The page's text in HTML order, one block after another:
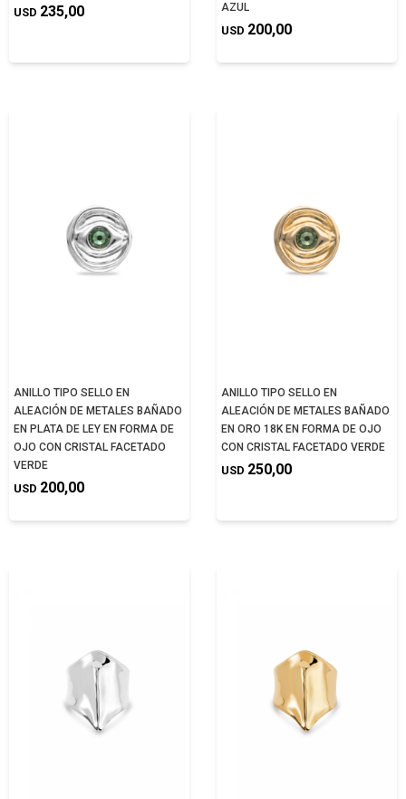
USD 235,00
AZUL
USD 200,00
ANILLO TIPO SELLO EN
ALEACIÓN DE METALES BAÑADO
EN PLATA DE LEY EN FORMA DE
OJO CON CRISTAL FACETADO
VERDE
USD 200,00
ANILLO TIPO SELLO EN
ALEACIÓN DE METALES BAÑADO
EN ORO 18K EN FORMA DE OJO
CON CRISTAL FACETADO VERDE
USD 250,00